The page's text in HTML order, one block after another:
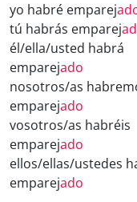
yo habré emparej
tú habrás emparej
él/ella/usted habrá
emparejado
nosotros/as
emparejado
vosotros/as habréis
emparejado
ellos/ellas/ustedes
emparejado